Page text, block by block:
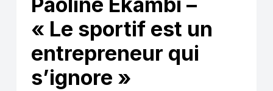
« Le sportif est un
entrepreneur qui
s’ignore »